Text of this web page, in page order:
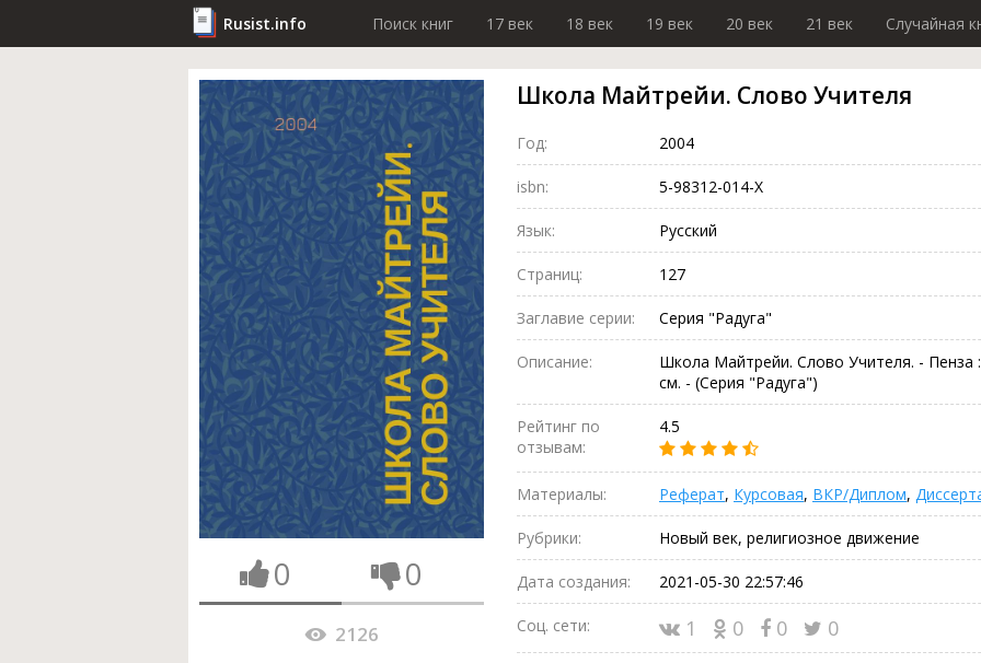
Rusist.info Поиск книг 17 век 18 век 19 век 20 век 21 век Случайная
0 0
2126
Школа Майтрейи. Слово Учителя
Год: 2004
isbn: 5-98312-014-X
Язык: Русский
Страниц: 127
Заглавие серии: Серия "Радуга"
Описание:
Школа Майтрейи. Слово Учителя. - Пенза
см. - (Серия "Радуга")
Рейтинг по
отзывам:
4.5
Материалы: Реферат, Курсовая, ВКР/Диплом,
Рубрики: Новый век, религиозное движение
Дата создания: 2021-05-30 22:57:46
Соц. сети: 1 0 0 0